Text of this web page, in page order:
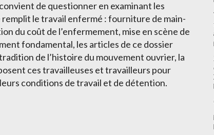
de questionner en examinant les
le travail enfermé : fourniture de main-
du coût de l’enfermement, mise en scène de
fondamental, les articles de ce dossier
de l’histoire du mouvement ouvrier, la
ces travailleuses et travailleurs pour
conditions de travail et de détention.